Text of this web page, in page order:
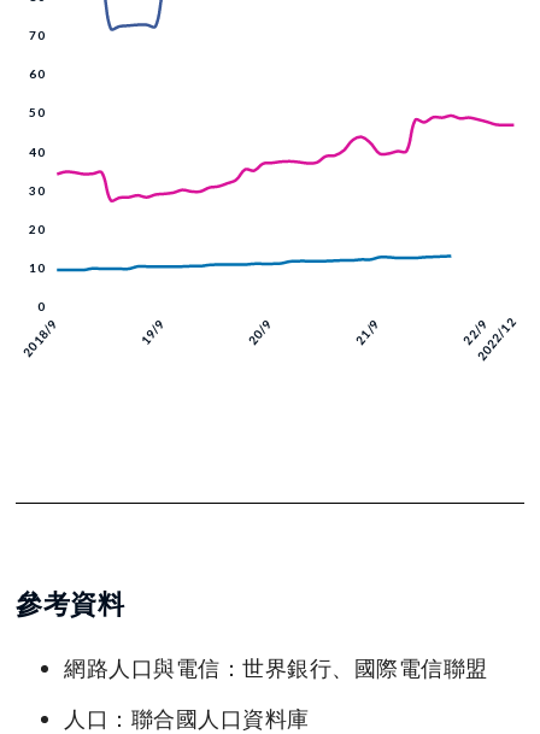
參考資料
網路人口與電信：世界銀行、國際電信聯盟
人口：聯合國人口資料庫